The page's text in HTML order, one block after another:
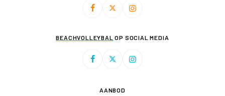
BEACHVOLLEYBAL OP SOCIAL MEDIA
AANBOD